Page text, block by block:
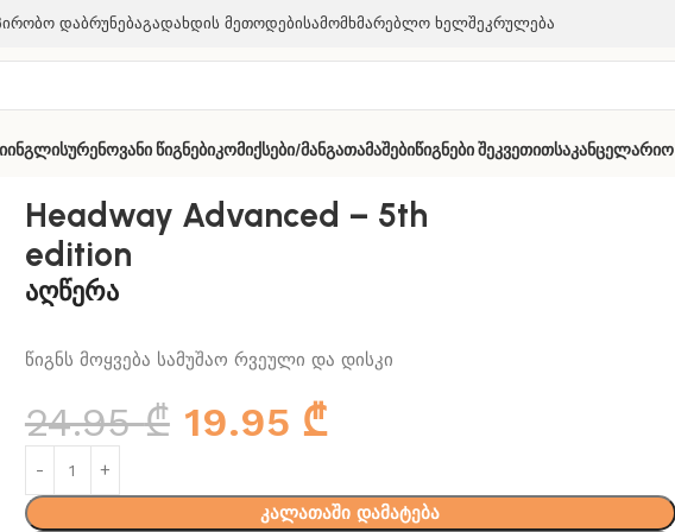
ᲓაბრუნებაᲒადახდის ᲛეთოდებიᲡამომხმარებლო Ხელშეკრულება
Ინგლისურენოვანი ᲬიგნებიᲙომიქსები/მანგაᲗამაშებიᲬიგნები ᲨეკვეთითᲡაკანცელარიო
Headway Advanced – 5th
edition
აღწერა
წიგნს მოყვება სამუშაო რვეული და დისკი
24.95₾ 19.95 ₾
კალათაში დამატება